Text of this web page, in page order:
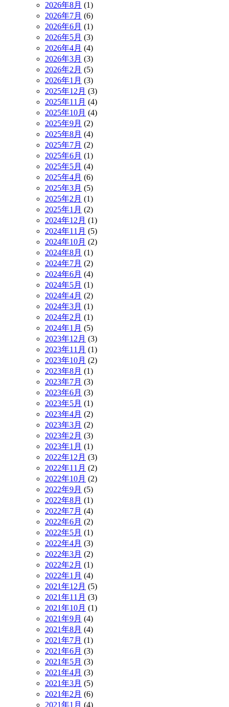
2026年8月 (1)
2026年7月 (6)
2026年6月 (1)
2026年5月 (3)
2026年4月 (4)
2026年3月 (3)
2026年2月 (5)
2026年1月 (3)
2025年12月 (3)
2025年11月 (4)
2025年10月 (4)
2025年9月 (2)
2025年8月 (4)
2025年7月 (2)
2025年6月 (1)
2025年5月 (4)
2025年4月 (6)
2025年3月 (5)
2025年2月 (1)
2025年1月 (2)
2024年12月 (1)
2024年11月 (5)
2024年10月 (2)
2024年8月 (1)
2024年7月 (2)
2024年6月 (4)
2024年5月 (1)
2024年4月 (2)
2024年3月 (1)
2024年2月 (1)
2024年1月 (5)
2023年12月 (3)
2023年11月 (1)
2023年10月 (2)
2023年8月 (1)
2023年7月 (3)
2023年6月 (3)
2023年5月 (1)
2023年4月 (2)
2023年3月 (2)
2023年2月 (3)
2023年1月 (1)
2022年12月 (3)
2022年11月 (2)
2022年10月 (2)
2022年9月 (5)
2022年8月 (1)
2022年7月 (4)
2022年6月 (2)
2022年5月 (1)
2022年4月 (3)
2022年3月 (2)
2022年2月 (1)
2022年1月 (4)
2021年12月 (5)
2021年11月 (3)
2021年10月 (1)
2021年9月 (4)
2021年8月 (4)
2021年7月 (1)
2021年6月 (3)
2021年5月 (3)
2021年4月 (3)
2021年3月 (5)
2021年2月 (6)
2021年1月 (4)